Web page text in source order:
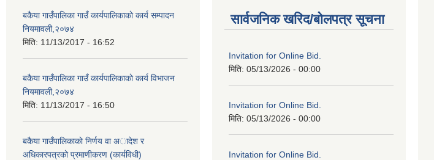
बकैया गाउँपालिका गाउँ कार्यपालिकाकाे कार्य सम्पादन
नियमावली,२०७४
मिति: 11/13/2017 - 16:52
बकैया गाउँपालिका गाउँ कार्यपालिकाकाे कार्य विभाजन
नियमावली,२०७४
मिति: 11/13/2017 - 16:50
बकैया गाउँपालिकाकाे निर्णय वा अादेश र
अधिकारपत्रको प्रमाणीकरण (कार्यविधी)
सार्वजनिक खरिद/बोलपत्र सूचना
Invitation for Online Bid.
मिति: 05/13/2026 - 00:00
Invitation for Online Bid.
मिति: 05/13/2026 - 00:00
Invitation for Online Bid.